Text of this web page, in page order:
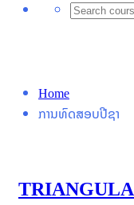
Home
ການທົດສອບປີຊາ